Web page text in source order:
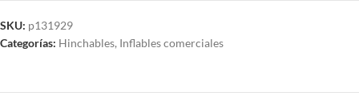
SKU: p131929
Categorías: Hinchables, Inflables comerciales